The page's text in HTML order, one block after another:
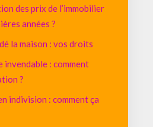
des prix de l’immobilier
années ?
la maison : vos droits
invendable : comment
?
indivision : comment ça